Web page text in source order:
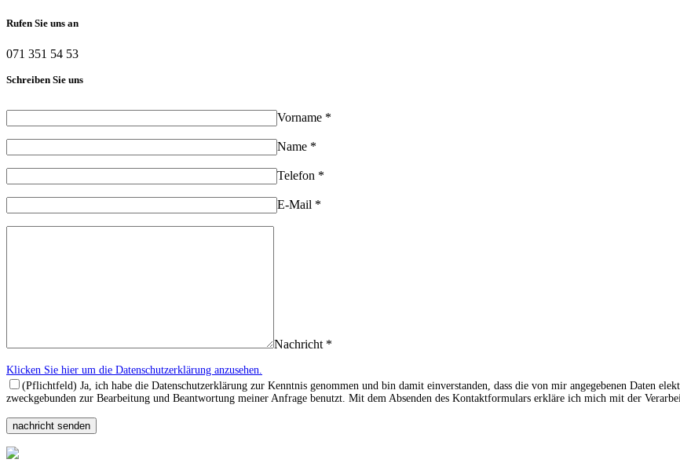
Rufen Sie uns an
071 351 54 53
Schreiben Sie uns
Vorname *
Name *
Telefon *
E-Mail *
Nachricht *
Klicken Sie hier um die Datenschutzerklärung anzusehen.
(Pflichtfeld) Ja, ich habe die Datenschutzerklärung zur Kenntnis genommen und bin damit einverstanden, dass die von mir angegebenen Daten
zweckgebunden zur Bearbeitung und Beantwortung meiner Anfrage benutzt. Mit dem Absenden des Kontaktformulars erkläre ich mich mit der